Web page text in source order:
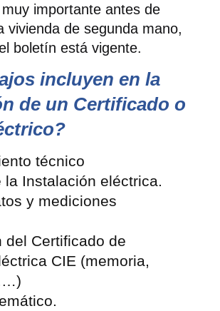
importante antes de
vivienda de segunda mano,
boletín está vigente.
incluyen en la
de un Certificado o
técnico
la Instalación eléctrica.
y mediciones
del Certificado de
CIE (memoria,